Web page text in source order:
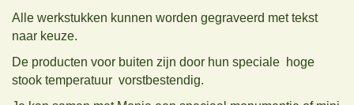
Alle werkstukken kunnen worden gegraveerd met tekst
naar keuze.
De producten voor buiten zijn door hun speciale hoge
stook temperatuur vorstbestendig.